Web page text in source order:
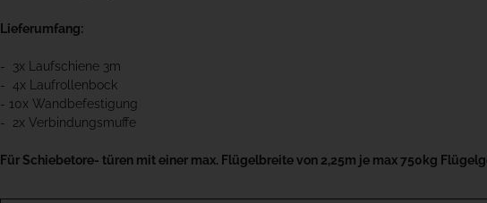
Lieferumfang:
- 3x Laufschiene 3m
- 4x Laufrollenbock
- 10x Wandbefestigung
- 2x Verbindungsmuffe
Für Schiebetore- türen mit einer max. Flügelbreite von 2,25m je max 750kg